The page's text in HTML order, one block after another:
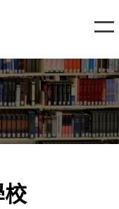
校